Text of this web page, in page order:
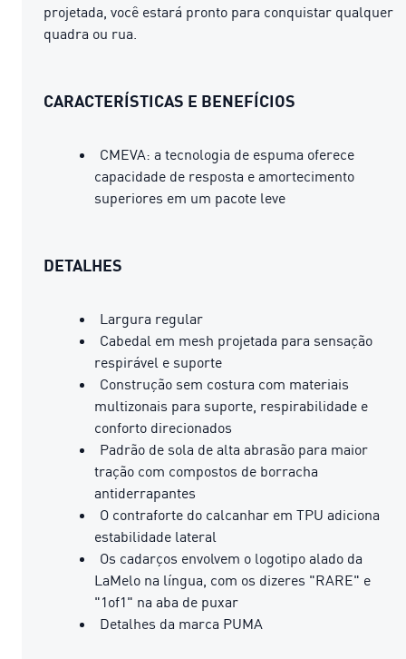
projetada, você estará pronto para conquistar qualquer
quadra ou rua.
CARACTERÍSTICAS E BENEFÍCIOS
CMEVA: a tecnologia de espuma oferece
capacidade de resposta e amortecimento
superiores em um pacote leve
DETALHES
Largura regular
Cabedal em mesh projetada para sensação
respirável e suporte
Construção sem costura com materiais
multizonais para suporte, respirabilidade e
conforto direcionados
Padrão de sola de alta abrasão para maior
tração com compostos de borracha
antiderrapantes
O contraforte do calcanhar em TPU adiciona
estabilidade lateral
Os cadarços envolvem o logotipo alado da
LaMelo na língua, com os dizeres "RARE" e
"1of1" na aba de puxar
Detalhes da marca PUMA